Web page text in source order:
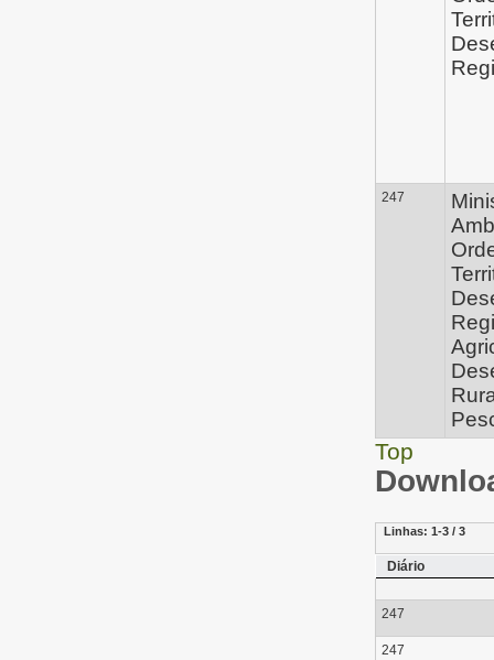
247
Top
Linhas: 1-3 / 3
Diário
247
247